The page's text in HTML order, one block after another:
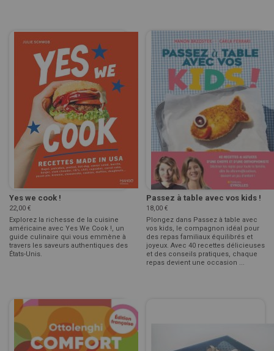
Yes we cook !
22,00 €
Explorez la richesse de la cuisine
américaine avec Yes We Cook !, un
guide culinaire qui vous emmène à
travers les saveurs authentiques des
États-Unis.
Passez à table avec vos kids !
18,00 €
Plongez dans Passez à table avec
vos kids, le compagnon idéal pour
des repas familiaux équilibrés et
joyeux. Avec 40 recettes délicieuses
et des conseils pratiques, chaque
repas devient une occasion ...